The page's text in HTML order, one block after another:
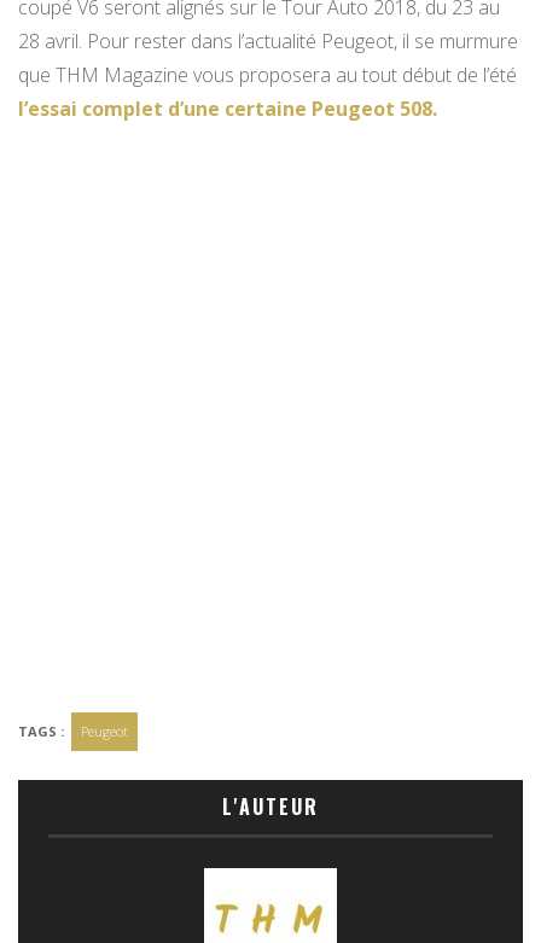
coupé V6 seront alignés sur le Tour Auto 2018, du 23 au
28 avril. Pour rester dans l’actualité Peugeot, il se murmure
que THM Magazine vous proposera au tout début de l’été
l’essai complet d’une certaine Peugeot 508.
TAGS : Peugeot
L'AUTEUR